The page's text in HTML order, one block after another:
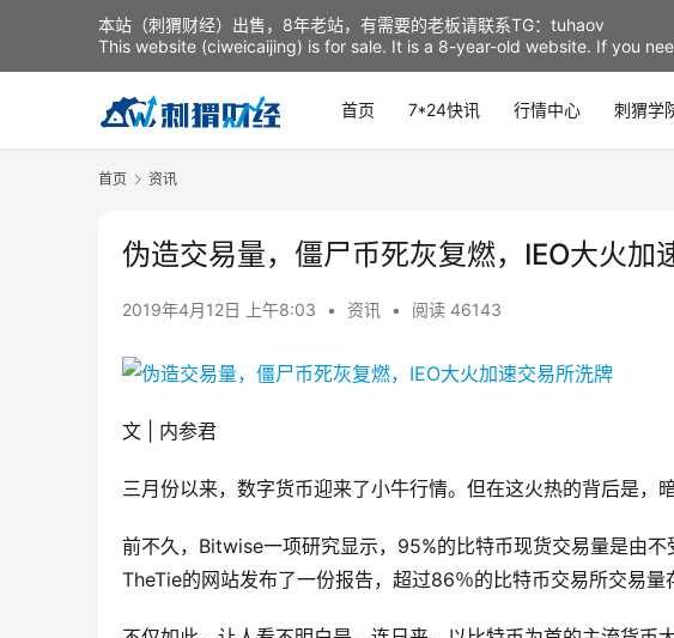
首页 7*24快讯 行情中心 刺猬学
首页 资讯
伪造交易量，僵尸币死灰复燃，IEO大火加
2019年4月12日 上午8:03 • 资讯 • 阅读 46143
文 | 内参君
三月份以来，数字货币迎来了小牛行情。但在这火热的背后是，
前不久，Bitwise一项研究显示，95%的比特币现货交易量是由
TheTie的网站发布了一份报告，超过86％的比特币交易所交易量
本站（刺猬财经）出售，8年老站，有需要的老板请联系TG：tuhaov
This website (ciweicaijing) is for sale. It is a 8-year-old website. If you